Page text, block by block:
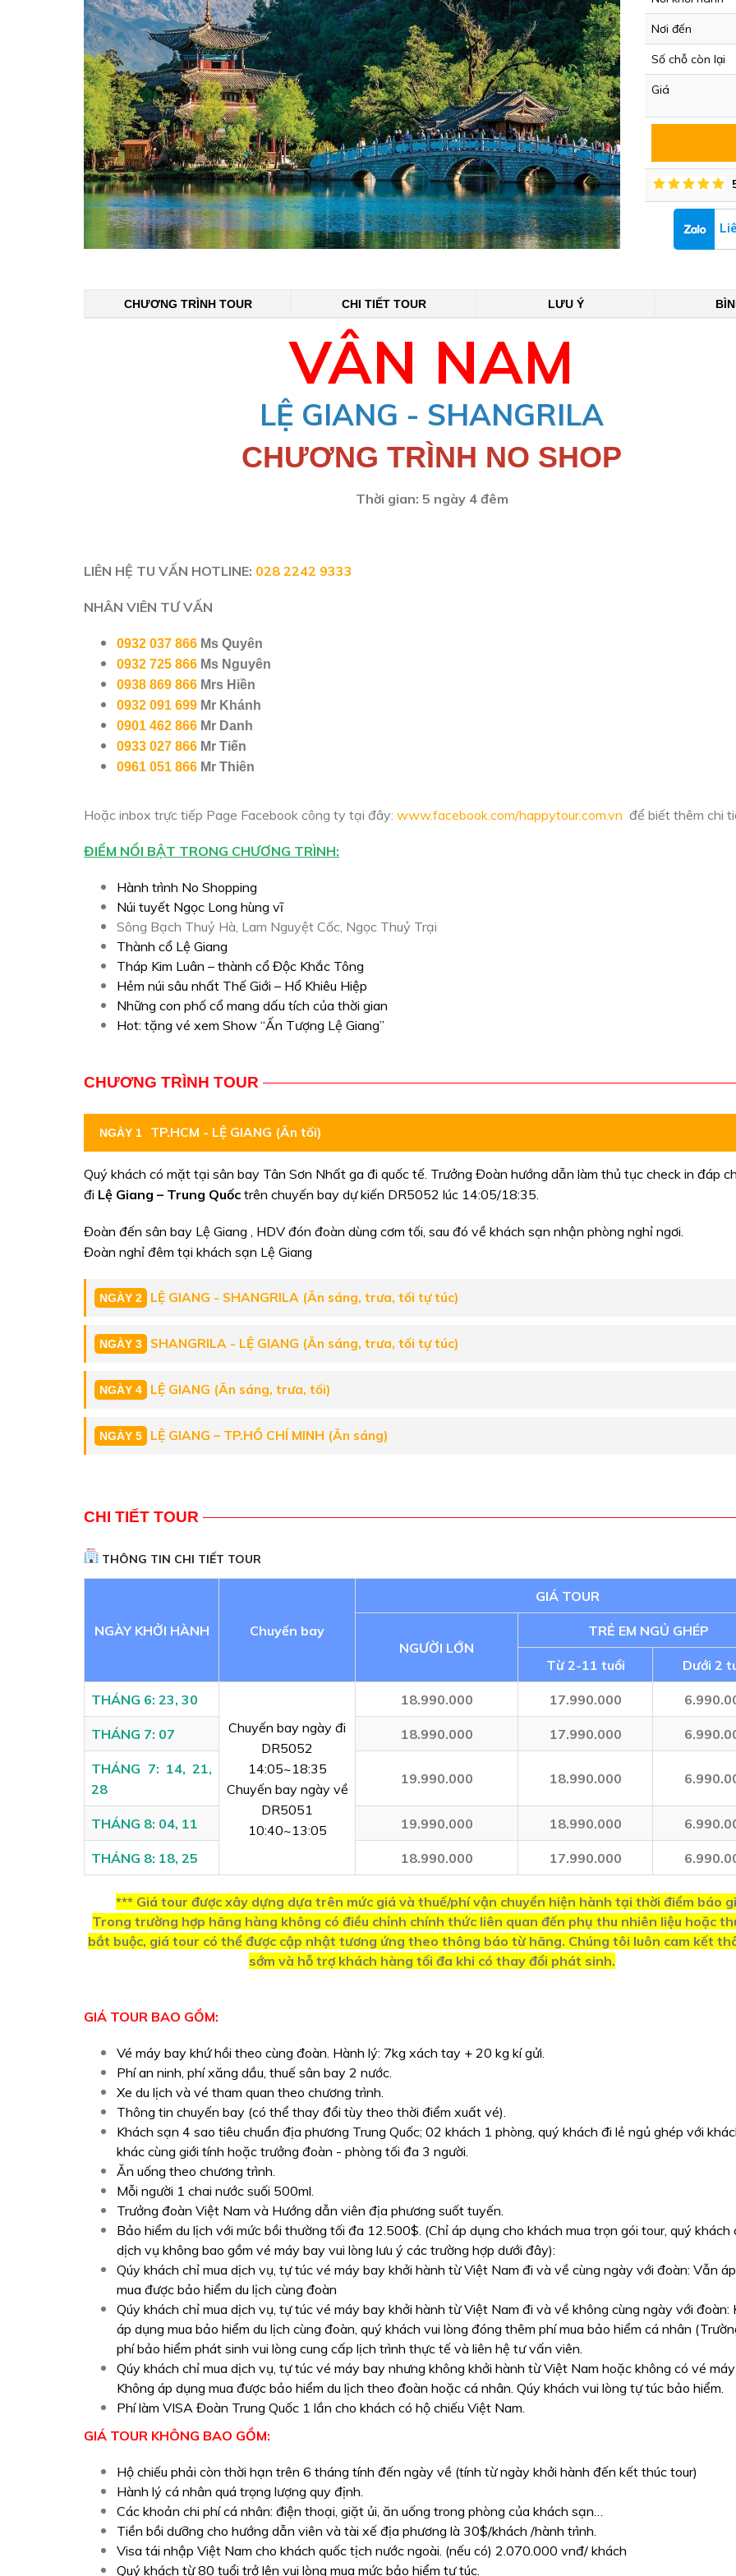
Nơi đến
Số chỗ còn lại
Giá
CHƯƠNG TRÌNH TOUR CHI TIẾT TOUR LƯU Ý
VÂN NAM
LỆ GIANG - SHANGRILA
CHƯƠNG TRÌNH NO SHOP
Thời gian: 5 ngày 4 đêm
LIÊN HỆ TU VẤN HOTLINE: 028 2242 9333
NHÂN VIÊN TƯ VẤN
0932 037 866 Ms Quyên
0932 725 866 Ms Nguyên
0938 869 866 Mrs Hiền
0932 091 699 Mr Khánh
0901 462 866 Mr Danh
0933 027 866 Mr Tiến
0961 051 866 Mr Thiên
Hoặc inbox trực tiếp Page Facebook công ty tại đây: www.facebook.com/happytour.com.vn để biết thêm chi
ĐIỂM NỔI BẬT TRONG CHƯƠNG TRÌNH:
Hành trình No Shopping
Núi tuyết Ngọc Long hùng vĩ
Sông Bạch Thuỷ Hà, Lam Nguyệt Cốc, Ngọc Thuỷ Trại
Thành cổ Lệ Giang
Tháp Kim Luân – thành cổ Độc Khắc Tông
Hẻm núi sâu nhất Thế Giới – Hổ Khiêu Hiệp
Những con phố cổ mang dấu tích của thời gian
Hot: tặng vé xem Show “Ấn Tượng Lệ Giang”
CHƯƠNG TRÌNH TOUR
NGÀY 1 TP.HCM - LỆ GIANG (Ăn tối)
Quý khách có mặt tại sân bay Tân Sơn Nhất ga đi quốc tế. Trưởng Đoàn hướng dẫn làm thủ tục check in đáp
đi Lệ Giang – Trung Quốc trên chuyến bay dự kiến DR5052 lúc 14:05/18:35.
Đoàn đến sân bay Lệ Giang , HDV đón đoàn dùng cơm tối, sau đó về khách sạn nhận phòng nghỉ ngơi.
Đoàn nghỉ đêm tại khách sạn Lệ Giang
NGÀY 2 LỆ GIANG - SHANGRILA (Ăn sáng, trưa, tối tự túc)
NGÀY 3 SHANGRILA - LỆ GIANG (Ăn sáng, trưa, tối tự túc)
NGÀY 4 LỆ GIANG (Ăn sáng, trưa, tối)
NGÀY 5 LỆ GIANG – TP.HỒ CHÍ MINH (Ăn sáng)
CHI TIẾT TOUR
THÔNG TIN CHI TIẾT TOUR
NGÀY KHỞI HÀNH Chuyến bay
GIÁ TOUR
NGƯỜI LỚN
TRẺ EM NGỦ GHÉP
Từ 2-11 tuổi Dưới 2
THÁNG 6: 23, 30
Chuyến bay ngày đi
DR5052
14:05~18:35
Chuyến bay ngày về
DR5051
10:40~13:05
18.990.000 17.990.000
THÁNG 7: 07 18.990.000 17.990.000
THÁNG 7: 14, 21,
28
19.990.000 18.990.000
THÁNG 8: 04, 11 19.990.000 18.990.000
THÁNG 8: 18, 25 18.990.000 17.990.000
*** Giá tour được xây dựng dựa trên mức giá và thuế/phí vận chuyển hiện hành tại thời điểm báo
Trong trường hợp hãng hàng không có điều chỉnh chính thức liên quan đến phụ thu nhiên liệu hoặc
bắt buộc, giá tour có thể được cập nhật tương ứng theo thông báo từ hãng. Chúng tôi luôn cam kết
sớm và hỗ trợ khách hàng tối đa khi có thay đổi phát sinh.
GIÁ TOUR BAO GỒM:
Vé máy bay khứ hồi theo cùng đoàn. Hành lý: 7kg xách tay + 20 kg kí gửi.
Phí an ninh, phí xăng dầu, thuế sân bay 2 nước.
Xe du lịch và vé tham quan theo chương trình.
Thông tin chuyến bay (có thể thay đổi tùy theo thời điểm xuất vé).
Khách sạn 4 sao tiêu chuẩn địa phương Trung Quốc; 02 khách 1 phòng, quý khách đi lẻ ngủ ghép với
khác cùng giới tính hoặc trưởng đoàn - phòng tối đa 3 người.
Ăn uống theo chương trình.
Mỗi người 1 chai nước suối 500ml.
Trưởng đoàn Việt Nam và Hướng dẫn viên địa phương suốt tuyến.
Bảo hiểm du lịch với mức bồi thường tối đa 12.500$. (Chỉ áp dụng cho khách mua trọn gói tour, quý khách
dịch vụ không bao gồm vé máy bay vui lòng lưu ý các trường hợp dưới đây):
Qúy khách chỉ mua dịch vụ, tự túc vé máy bay khởi hành từ Việt Nam đi và về cùng ngày với đoàn: Vẫn
mua được bảo hiểm du lịch cùng đoàn
Qúy khách chỉ mua dịch vụ, tự túc vé máy bay khởi hành từ Việt Nam đi và về không cùng ngày với đoàn:
áp dụng mua bảo hiểm du lịch cùng đoàn, quý khách vui lòng đóng thêm phí mua bảo hiểm cá nhân
phí bảo hiểm phát sinh vui lòng cung cấp lịch trình thực tế và liên hệ tư vấn viên.
Qúy khách chỉ mua dịch vụ, tự túc vé máy bay nhưng không khởi hành từ Việt Nam hoặc không có vé
Không áp dụng mua được bảo hiểm du lịch theo đoàn hoặc cá nhân. Qúy khách vui lòng tự túc bảo hiểm.
Phí làm VISA Đoàn Trung Quốc 1 lần cho khách có hộ chiếu Việt Nam.
GIÁ TOUR KHÔNG BAO GỒM:
Hộ chiếu phải còn thời hạn trên 6 tháng tính đến ngày về (tính từ ngày khởi hành đến kết thúc tour)
Hành lý cá nhân quá trọng lượng quy định.
Các khoản chi phí cá nhân: điện thoại, giặt ủi, ăn uống trong phòng của khách sạn…
Tiền bồi dưỡng cho hướng dẫn viên và tài xế địa phương là 30$/khách /hành trình.
Visa tái nhập Việt Nam cho khách quốc tịch nước ngoài. (nếu có) 2.070.000 vnđ/ khách
Quý khách từ 80 tuổi trở lên vui lòng mua mức bảo hiểm tự túc.